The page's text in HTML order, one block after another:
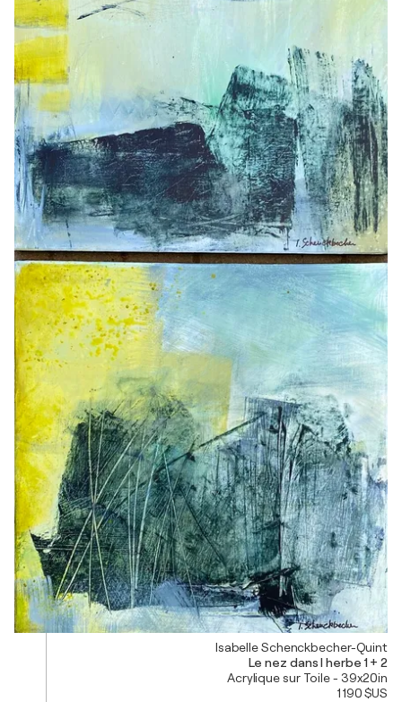
Isabelle Schenckbecher-Quint
Le nez dans l herbe 1 + 2
Acrylique sur Toile - 39x20in
1 190 $US